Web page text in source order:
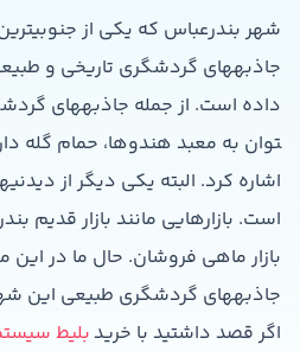
شهر بندرعباس که یکی از
جاذبه­های گردشگری تاریخی و
توان به معبد هندوها، حمام گله
اشاره کرد. البته یکی دیگر از
است. بازارهایی مانند بازار قدیم
بازار ماهی فروشان. حال ما در این
جاذبه­های گردشگری طبیعی این
اگر قصد داشتید با خرید بلیط